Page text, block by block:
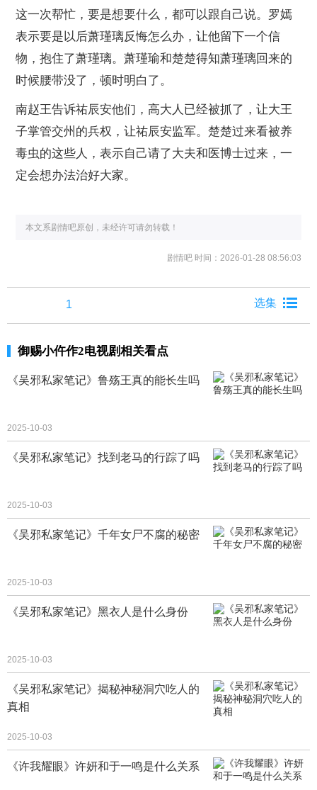
这一次帮忙，要是想要什么，都可以跟自己说。罗嫣
表示要是以后萧瑾璃反悔怎么办，让他留下一个信
物，抱住了萧瑾璃。萧瑾瑜和楚楚得知萧瑾璃回来的
时候腰带没了，顿时明白了。
南赵王告诉祐辰安他们，高大人已经被抓了，让大王
子掌管交州的兵权，让祐辰安监军。楚楚过来看被养
毒虫的这些人，表示自己请了大夫和医博士过来，一
定会想办法治好大家。
本文系剧情吧原创，未经许可请勿转载！
剧情吧时间：2026-01-28 08:56:03
1
御赐小仵作2电视剧相关看点
《吴邪私家笔记》鲁殇王真的能长生吗
2025-10-03
《吴邪私家笔记》找到老马的行踪了吗
2025-10-03
《吴邪私家笔记》千年女尸不腐的秘密
2025-10-03
《吴邪私家笔记》黑衣人是什么身份
2025-10-03
《吴邪私家笔记》揭秘神秘洞穴吃人的
真相
2025-10-03
《许我耀眼》许妍和于一鸣是什么关系